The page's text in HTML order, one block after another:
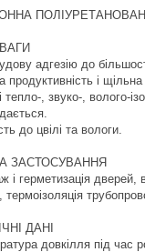
адгезію до
продуктивність і
тепло-, звуко-, волого-
до цвілі та вологи.
ЗАСТОСУВАННЯ
і герметизація дверей,
термоізоляція
ДАНІ
довкілля під час